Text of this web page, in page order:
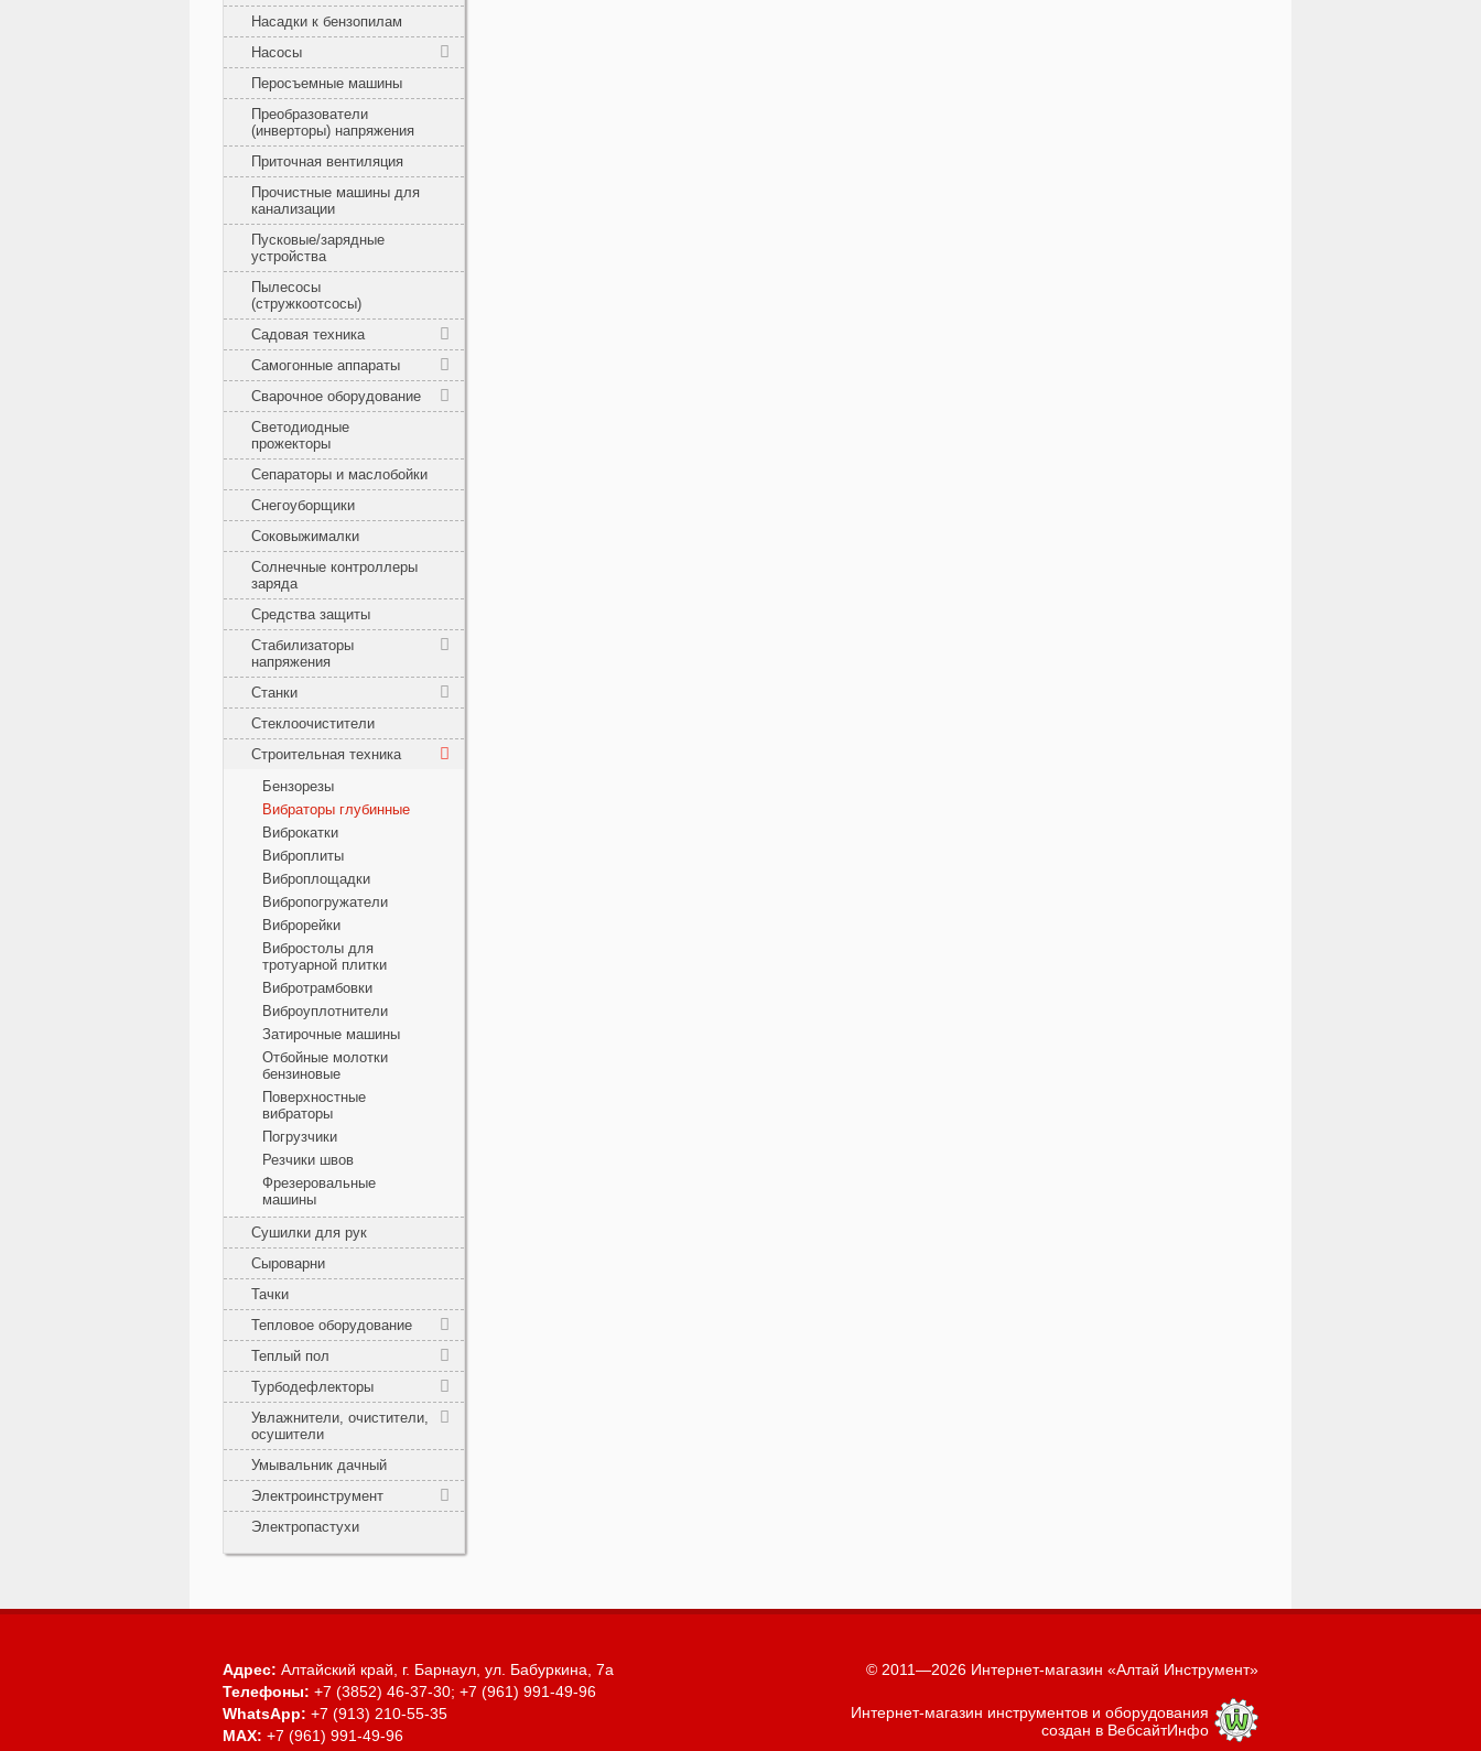
Насадки к бензопилам
Насосы
Перосъемные машины
Преобразователи
(инверторы) напряжения
Приточная вентиляция
Прочистные машины для
канализации
Пусковые/зарядные
устройства
Пылесосы
(стружкоотсосы)
Садовая техника
Самогонные аппараты
Сварочное оборудование
Светодиодные
прожекторы
Сепараторы и маслобойки
Снегоуборщики
Соковыжималки
Солнечные контроллеры
заряда
Средства защиты
Стабилизаторы
напряжения
Станки
Стеклоочистители
Строительная техника
Бензорезы
Вибраторы глубинные
Виброкатки
Виброплиты
Виброплощадки
Вибропогружатели
Виброрейки
Вибростолы для
тротуарной плитки
Вибротрамбовки
Виброуплотнители
Затирочные машины
Отбойные молотки
бензиновые
Поверхностные
вибраторы
Погрузчики
Резчики швов
Фрезеровальные
машины
Сушилки для рук
Сыроварни
Тачки
Тепловое оборудование
Теплый пол
Турбодефлекторы
Увлажнители, очистители,
осушители
Умывальник дачный
Электроинструмент
Электропастухи
Адрес: Алтайский край, г. Барнаул, ул. Бабуркина, 7а
Телефоны: +7 (3852) 46-37-30; +7 (961) 991-49-96
WhatsApp: +7 (913) 210-55-35
MAX: +7 (961) 991-49-96
© 2011—2026 Интернет-магазин «Алтай Инструмент»
Интернет-магазин инструментов и оборудования
создан в ВебсайтИнфо